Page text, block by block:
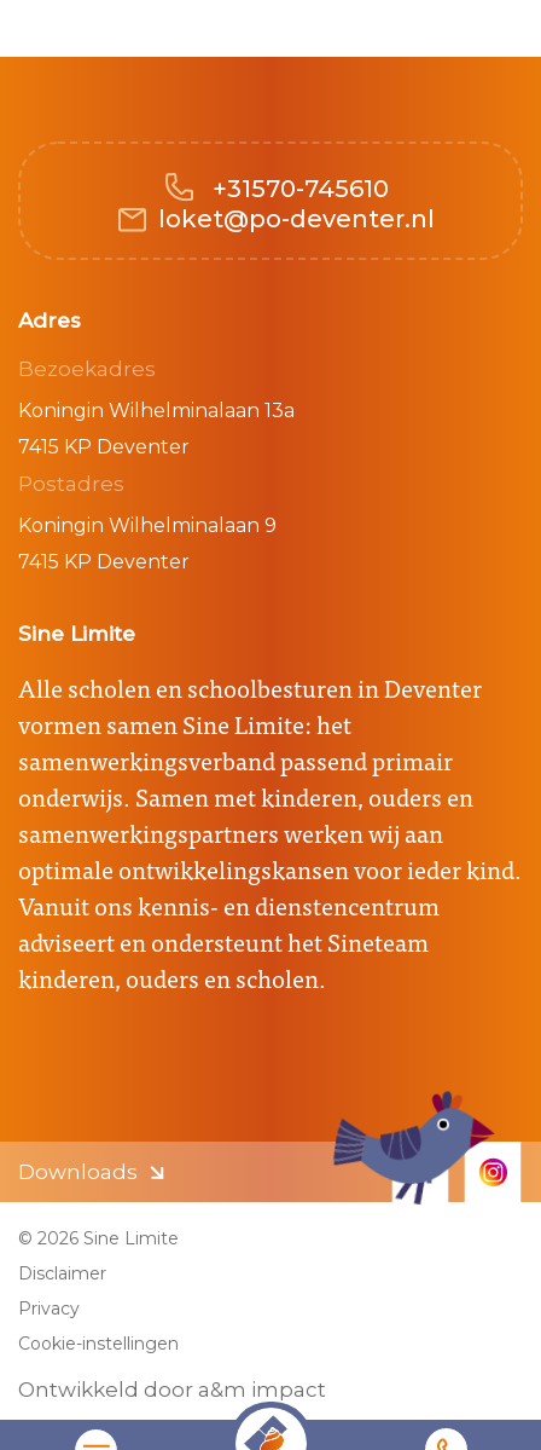
+31570-745610
loket@po-deventer.nl
Adres
Bezoekadres
Koningin Wilhelminalaan 13a
7415 KP Deventer
Postadres
Koningin Wilhelminalaan 9
7415 KP Deventer
Sine Limite
Alle scholen en schoolbesturen in Deventer
vormen samen Sine Limite: het
samenwerkingsverband passend primair
onderwijs. Samen met kinderen, ouders en
samenwerkingspartners werken wij aan
optimale ontwikkelingskansen voor ieder kind.
Vanuit ons kennis- en dienstencentrum
adviseert en ondersteunt het Sineteam
kinderen, ouders en scholen.
Downloads
© 2026 Sine Limite
Disclaimer
Privacy
Cookie-instellingen
Ontwikkeld door a&m impact